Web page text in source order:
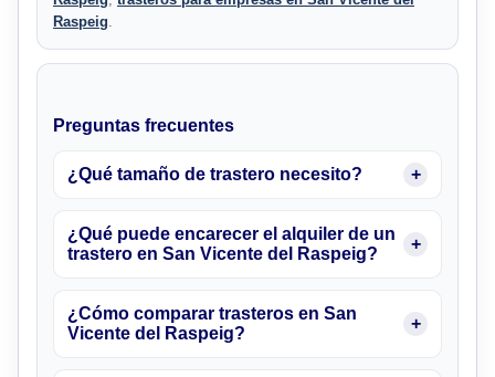
Raspeig.
Preguntas frecuentes
¿Qué tamaño de trastero necesito?
¿Qué puede encarecer el alquiler de un
trastero en San Vicente del Raspeig?
¿Cómo comparar trasteros en San
Vicente del Raspeig?